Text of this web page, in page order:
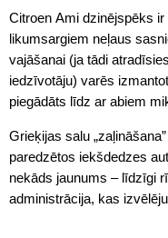
Citroen Ami dzinējspēks
likumsargiem neļaus
vajāšanai (ja tādi
iedzīvotāju) varēs
piegādāts līdz ar abiem
Grieķijas salu
paredzētos iekšdedzes
nekāds jaunums – līdzīgi
administrācija, kas